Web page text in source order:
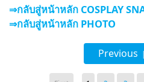
⇒กลับสู่หน้าหลัก COSPLAY
⇒กลับสู่หน้าหลัก PHOTO
Previous |